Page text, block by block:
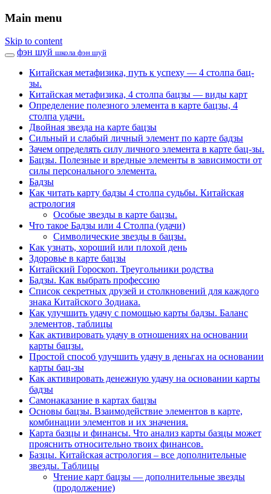
Main menu
Skip to content
фэн шуй школа фэн шуй
Китайская метафизика, путь к успеху — 4 столпа бац-
зы.
Китайская метафизика, 4 столпа бацзы — виды карт
Определение полезного элемента в карте бацзы, 4
столпа удачи.
Двойная звезда на карте бацзы
Сильный и слабый личный элемент по карте бадзы
Зачем определять силу личного элемента в карте бац-зы.
Бацзы. Полезные и вредные элементы в зависимости от
силы персонального элемента.
Бадзы
Как читать карту бадзы 4 столпа судьбы. Китайская
астрология
Особые звезды в карте бацзы.
Что такое Бадзы или 4 Столпа (удачи)
Символические звезды в бацзы.
Как узнать, хороший или плохой день
Здоровье в карте бацзы
Китайский Гороскоп. Треугольники родства
Бадзы. Как выбрать профессию
Список секретных друзей и cтолкновений для каждого
знака Китайского Зодиака.
Как улучшить удачу с помощью карты бадзы. Баланс
элементов, таблицы
Как активировать удачу в отношениях на основании
карты бацзы.
Простой способ улучшить удачу в деньгах на основании
карты бац-зы
Как активировать денежную удачу на основании карты
бадзы
Самонаказание в картах бацзы
Основы бацзы. Взаимодействие элементов в карте,
комбинации элементов и их значения.
Карта базцы и финансы. Что анализ карты базцы может
прояснить относительно твоих финансов.
Базцы. Китайская астрология – все дополнительные
звезды. Таблицы
Чтение карт бацзы — дополнительные звезды
(продолжение)